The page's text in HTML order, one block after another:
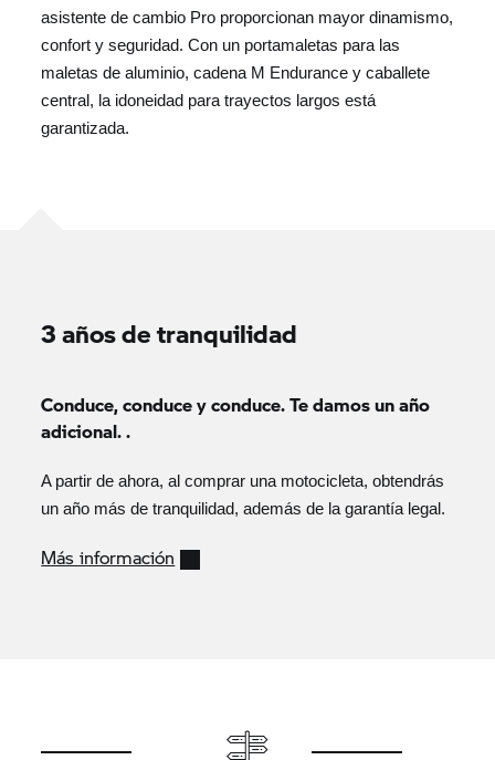
asistente de cambio Pro proporcionan mayor dinamismo,
confort y seguridad. Con un portamaletas para las
maletas de aluminio, cadena M Endurance y caballete
central, la idoneidad para trayectos largos está
garantizada.
3 años de tranquilidad
Conduce, conduce y conduce. Te damos un año
adicional. .
A partir de ahora, al comprar una motocicleta, obtendrás
un año más de tranquilidad, además de la garantía legal.
Más información